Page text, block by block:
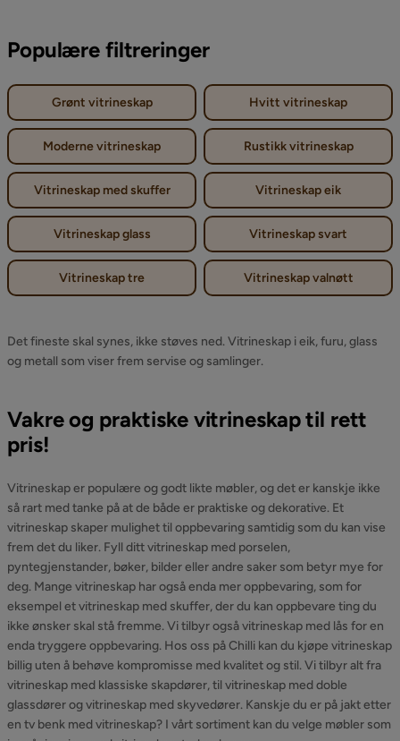
Populære filtreringer
Grønt vitrineskap Hvitt vitrineskap
Moderne vitrineskap Rustikk vitrineskap
Vitrineskap med skuffer Vitrineskap eik
Vitrineskap glass Vitrineskap svart
Vitrineskap tre Vitrineskap valnøtt
Det fineste skal synes, ikke støves ned. Vitrineskap i eik, furu, glass
og metall som viser frem servise og samlinger.
Vakre og praktiske vitrineskap til rett
pris!
Vitrineskap er populære og godt likte møbler, og det er kanskje ikke
så rart med tanke på at de både er praktiske og dekorative. Et
vitrineskap skaper mulighet til oppbevaring samtidig som du kan vise
frem det du liker. Fyll ditt vitrineskap med porselen,
pyntegjenstander, bøker, bilder eller andre saker som betyr mye for
deg. Mange vitrineskap har også enda mer oppbevaring, som for
eksempel et vitrineskap med skuffer, der du kan oppbevare ting du
ikke ønsker skal stå fremme. Vi tilbyr også vitrineskap med lås for en
enda tryggere oppbevaring. Hos oss på Chilli kan du kjøpe vitrineskap
billig uten å behøve kompromisse med kvalitet og stil. Vi tilbyr alt fra
vitrineskap med klassiske skapdører, til vitrineskap med doble
glassdører og vitrineskap med skyvedører. Kanskje du er på jakt etter
en tv benk med vitrineskap? I vårt sortiment kan du velge møbler som